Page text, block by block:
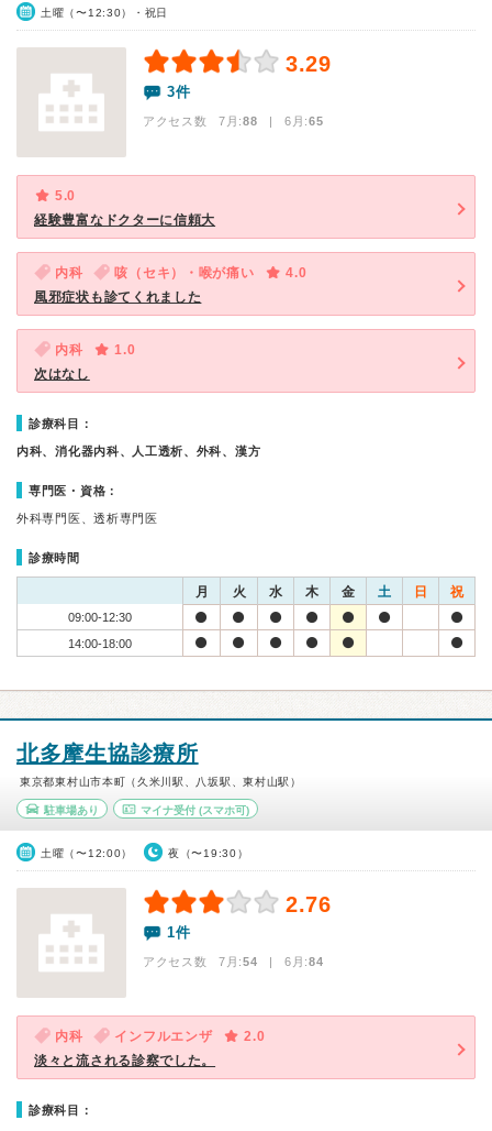
土曜（〜12:30）・祝日
3.29
3件
アクセス数 7月:88 | 6月:65
5.0
経験豊富なドクターに信頼大
内科 咳（セキ）・喉が痛い
4.0
風邪症状も診てくれました
内科
1.0
次はなし
診療科目：
内科、消化器内科、人工透析、外科、漢方
専門医・資格：
外科専門医、透析専門医
診療時間
月 火 水 木 金 土 日 祝
09:00-12:30
14:00-18:00
北多摩生協診療所
東京都東村山市本町（久米川駅、八坂駅、東村山駅）
駐車場あり マイナ受付(スマホ可)
土曜（〜12:00） 夜（〜19:30）
2.76
1件
アクセス数 7月:54 | 6月:84
内科 インフルエンザ
2.0
淡々と流される診察でした。
診療科目：